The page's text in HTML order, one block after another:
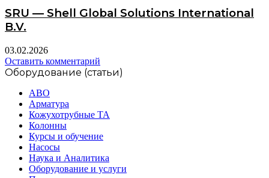
SRU — Shell Global Solutions International
B.V.
03.02.2026
Оставить комментарий
Оборудование (статьи)
АВО
Арматура
Кожухотрубные ТА
Колонны
Курсы и обучение
Насосы
Наука и Аналитика
Оборудование и услуги